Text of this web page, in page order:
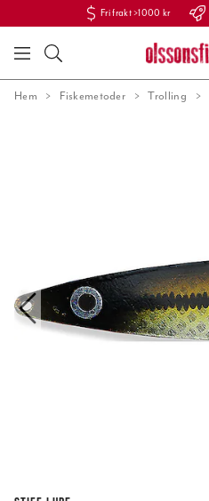
Fri frakt >1000 kr
Hem Fiskemetoder Trolling